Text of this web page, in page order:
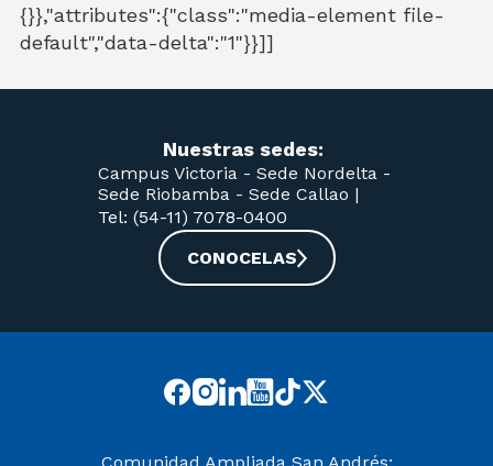
{}},"attributes":{"class":"media-element file-
default","data-delta":"1"}}]]
Nuestras sedes:
Campus Victoria - Sede Nordelta -
Sede Riobamba - Sede Callao |
Tel: (54-11) 7078-0400
CONOCELAS